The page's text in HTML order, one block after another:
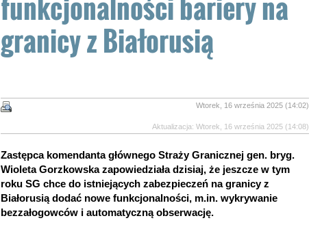
granicy z Białorusią
Wtorek, 16 września 2025 (14:02)
Aktualizacja: Wtorek, 16 września 2025 (14:08)
Zastępca komendanta głównego Straży Granicznej gen. bryg.
Wioleta Gorzkowska zapowiedziała dzisiaj, że jeszcze w tym
roku SG chce do istniejących zabezpieczeń na granicy z
Białorusią dodać nowe funkcjonalności, m.in. wykrywanie
bezzałogowców i automatyczną obserwację.